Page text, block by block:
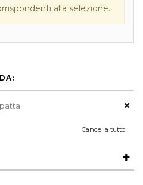
alla selezione.
Cancella tutto